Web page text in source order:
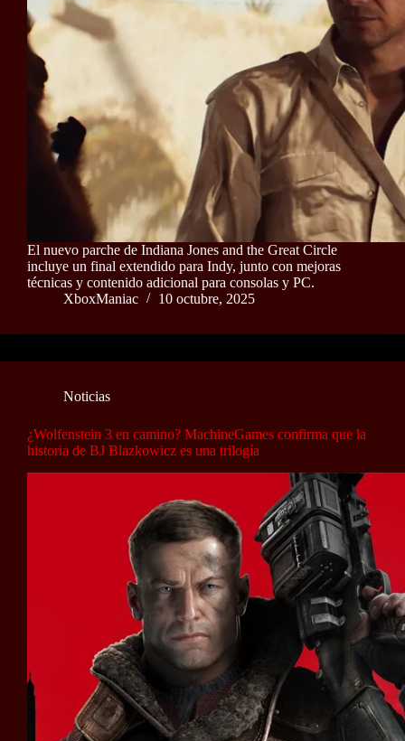
El nuevo parche de Indiana Jones and the Great Circle
incluye un final extendido para Indy, junto con mejoras
técnicas y contenido adicional para consolas y PC.
XboxManiac
10 octubre, 2025
Noticias
¿Wolfenstein 3 en camino? MachineGames confirma que la
historia de BJ Blazkowicz es una trilogía